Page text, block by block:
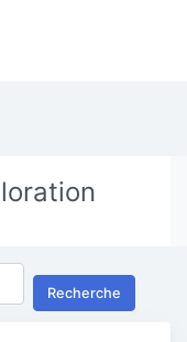
Recherche